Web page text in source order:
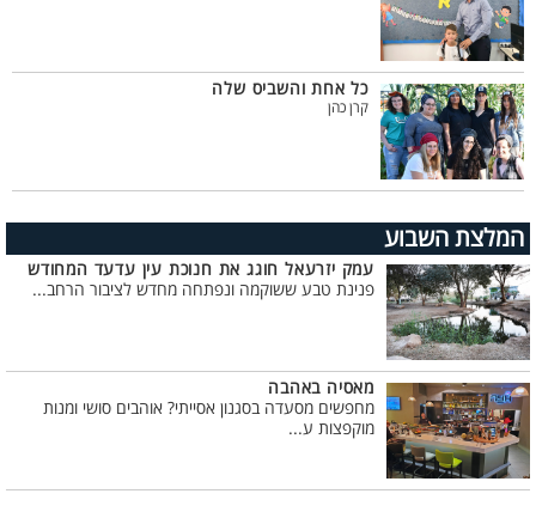
כל אחת והשביס שלה
קרן כהן
המלצת השבוע
עמק יזרעאל חוגג את חנוכת עין עדעד המחודש
פנינת טבע ששוקמה ונפתחה מחדש לציבור הרחב...
מאסיה באהבה
מחפשים מסעדה בסגנון אסייתי? אוהבים סושי ומנות
מוקפצות ע...